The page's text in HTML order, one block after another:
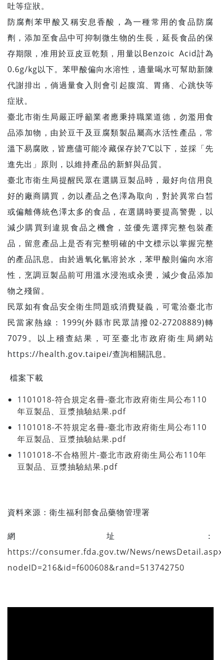
吐等症狀。
防腐劑苯甲酸又稱安息香酸，為一種常用的食品防腐
劑，添加至食品中可抑制微生物的生長，延長食品的保
存期限，准用於豆皮豆乾類，用量以Benzoic Acid計為
0.6g/kg以下。苯甲酸偏向水溶性，適量喝水可幫助新陳
代謝排出，倘過量食入則會引起腹瀉、胃痛、心跳快等
症狀。
臺北市衛生局嚴正呼籲業者應秉持職業道德，勿濫用食
品添加物，由於豆干及豆腐類製品屬高水活性產品，常
溫下易腐敗，皆應儘可能冷藏保存於7℃以下，並採「先
進先出」原則，以維持產品的新鮮與品質。
臺北市衛生局提醒民眾在選購豆製品時，最好向信用良
好的廠商購買，勿以產品之色澤為取向，對於異常白皙
或偏離傳統色澤太多的食品，在選購時要提高警覺，以
減少購買到違規食品之機會，並優先選擇完整包裝產
品，留意產品上是否有完整明確的中文標示以掌握完整
的產品訊息。由於過氧化氫溶於水，苯甲酸則偏向水溶
性，烹調豆製品前可用溫水浸泡或汆燙，減少食品添加
物之殘留。
民眾如有食品安全衛生問題或消費疑義，可電洽臺北市
民當家熱線：1999(外縣市民眾請撥02-27208889)轉
7079。以上稽查結果，可至臺北市政府衛生局網站
https://health.gov.taipei/查詢相關訊息。
檔案下載
1101018-符合規定名冊-臺北市政府衛生局公布110
年豆製品、豆漿抽驗結果.pdf
1101018-不符規定名冊-臺北市政府衛生局公布110
年豆製品、豆漿抽驗結果.pdf
1101018-不合格照片-臺北市政府衛生局公布110年
豆製品、豆漿抽驗結果.pdf
資料來源： 衛生福利部食品藥物管理署
網址：
https://consumer.fda.gov.tw/News/
nodeID=216&id=f600608&rand=513742750